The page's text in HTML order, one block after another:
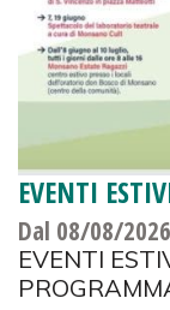
EVENTI
Dal 08/08/2026
EVENTI